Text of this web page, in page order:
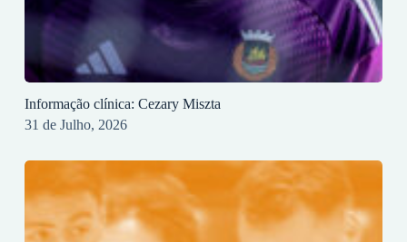
Informação clínica: Cezary Miszta
31 de Julho, 2026